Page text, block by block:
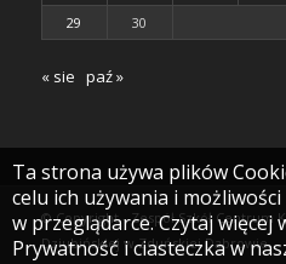
29
30
« sie paź »
© Copyright - Zespół Szkół Centrum
Dziubińskiej w Zduńskiej Dąbrowie
Ta strona używa plików
celu ich używania i
w przeglądarce. Czytaj więcej
Prywatność i ciasteczka w